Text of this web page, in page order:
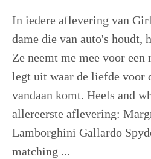
In iedere aflevering van
dame die van auto's houdt,
Ze neemt me mee voor
legt uit waar de liefde voor
vandaan komt. Heels and
allereerste aflevering:
Lamborghini Gallardo
matching ...